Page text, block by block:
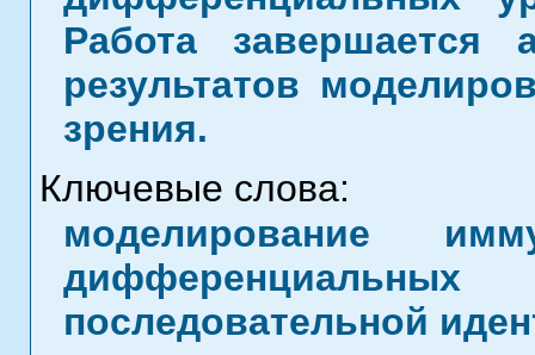
Работа завершается
результатов
зрения.
Ключевые слова:
моделирование
последовательной